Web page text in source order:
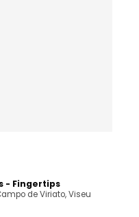
- Fingertips
de Viriato, Viseu